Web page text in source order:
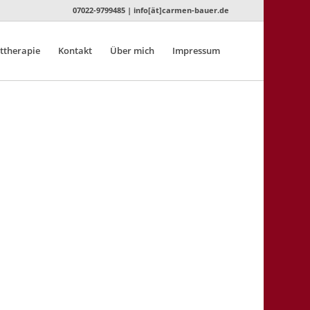
07022-9799485 | info[ät]carmen-bauer.de
Kontakt Über mich Impressum